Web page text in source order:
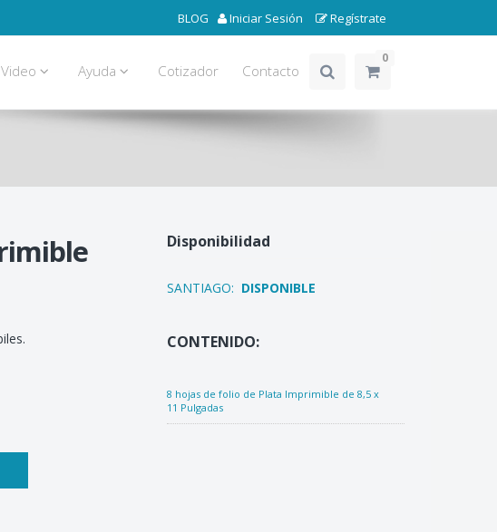
Iniciar Sesión Regístrate
BLOG
Video Ayuda Cotizador Contacto
0
Disponibilidad
SANTIAGO: DISPONIBLE
CONTENIDO:
8 hojas de folio de Plata Imprimible de 8,5 x
11 Pulgadas